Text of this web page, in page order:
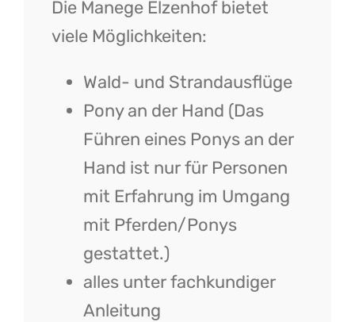
Die Manege Elzenhof bietet
viele Möglichkeiten:
Wald- und Strandausflüge
Pony an der Hand (Das
Führen eines Ponys an der
Hand ist nur für Personen
mit Erfahrung im Umgang
mit Pferden/Ponys
gestattet.)
alles unter fachkundiger
Anleitung